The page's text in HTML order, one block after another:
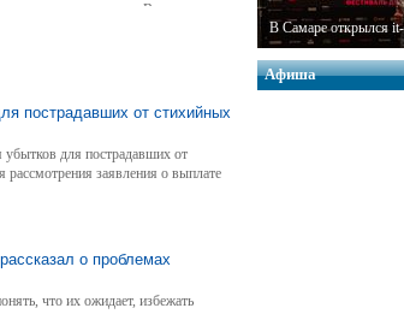
детская аудитория. В августе
пострадавших от стихийных
для пострадавших от
заявления о выплате
о проблемах
что их ожидает, избежать
В Самаре открылся
Афиша